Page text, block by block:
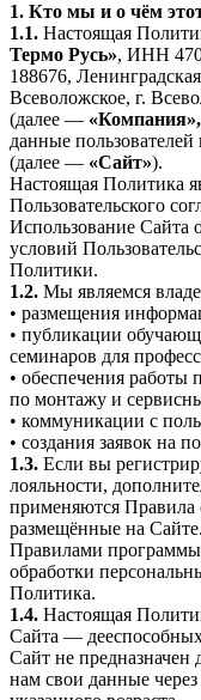
1. Кто мы и о чём
1.1. Настоящая
Термо Русь», ИНН
188676,
Всеволожское, г.
(далее —
данные пользователей
(далее — «Сайт»).
Настоящая Политика
Пользовательского
Использование Сайта
условий
Политики.
1.2. Мы являемся
• размещения
• публикации
семинаров для
• обеспечения работы
по монтажу и
• коммуникации с
• создания заявок на
1.3. Если вы
лояльности,
применяются Правила
размещённые на
Правилами
обработки
Политика.
1.4. Настоящая
Сайта —
Сайт не предназначен
нам свои данные